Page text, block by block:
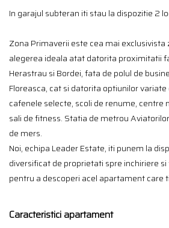
In garajul subteran iti stau la dispozitie 2
Zona Primaverii este cea mai exclusivista
alegerea ideala atat datorita proximitatii
Herastrau si Bordei, fata de polul de
Floreasca, cat si datorita optiunilor
cafenele selecte, scoli de renume, centre
sali de fitness. Statia de metrou
de mers.
Noi, echipa Leader Estate, iti punem la
diversificat de proprietati spre inchiriere
pentru a descoperi acel apartament care
Caracteristici apartament